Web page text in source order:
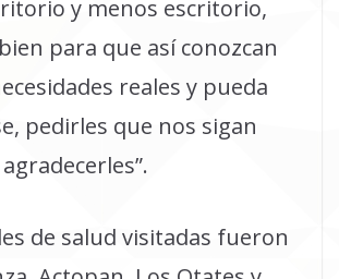
y menos escritorio,
para que así conozcan
reales y pueda
pedirles que nos sigan
de salud visitadas fueron